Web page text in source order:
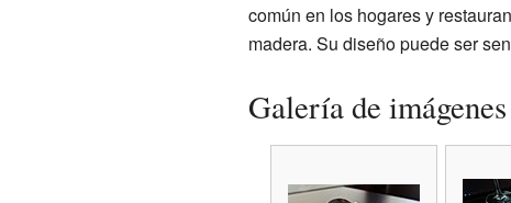
común en los hogares y
madera. Su diseño puede ser
Galería de imágenes